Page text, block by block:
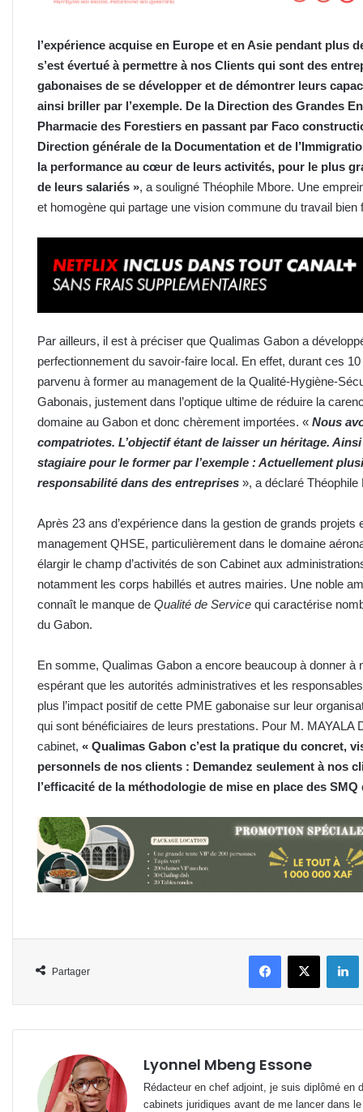
l’expérience acquise en Europe et en Asie pendant plus
s’est évertué à permettre à nos Clients qui sont des
gabonaises de se développer et de démontrer leurs
ainsi briller par l’exemple. De la Direction des Grandes
Pharmacie des Forestiers en passant par Faco
Direction générale de la Documentation et de
la performance au cœur de leurs activités, pour le plus
de leurs salariés », a souligné Théophile Mbore. Une
et homogène qui partage une vision commune du travail
Par ailleurs, il est à préciser que Qualimas Gabon a
perfectionnement du savoir-faire local. En effet, durant ces
parvenu à former au management de la Qualité-Hygiène-
Gabonais, justement dans l’optique ultime de réduire la
domaine au Gabon et donc chèrement importées. « Nous
compatriotes. L’objectif étant de laisser un héritage.
stagiaire pour le former par l’exemple : Actuellement
responsabilité dans des entreprises », a déclaré Théophile
Après 23 ans d’expérience dans la gestion de grands
management QHSE, particulièrement dans le domaine
élargir le champ d’activités de son Cabinet aux
notamment les corps habillés et autres mairies. Une noble
connaît le manque de Qualité de Service qui caractérise
du Gabon.
En somme, Qualimas Gabon a encore beaucoup à donner
espérant que les autorités administratives et les
plus l’impact positif de cette PME gabonaise sur leur
qui sont bénéficiaires de leurs prestations. Pour M. MAYALA
cabinet, « Qualimas Gabon c’est la pratique du concret,
personnels de nos clients : Demandez seulement à nos
l’efficacité de la méthodologie de mise en place des
Partager
FacebookX
Lyonnel Mbeng Essone
Rédacteur en chef adjoint, je suis diplômé en
cabinets juridiques avant de me lancer dans